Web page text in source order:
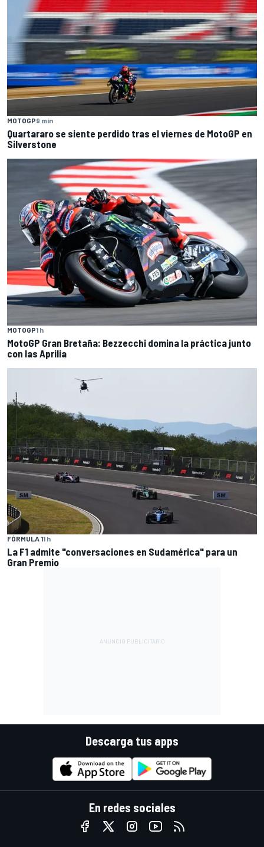
MOTOGP9 min
Quartararo se siente perdido tras el viernes de MotoGP en
Silverstone
MOTOGP1 h
MotoGP Gran Bretaña: Bezzecchi domina la práctica junto
con las Aprilia
FÓRMULA 11 h
La F1 admite "conversaciones en Sudamérica" para un
Gran Premio
Descarga tus apps
En redes sociales